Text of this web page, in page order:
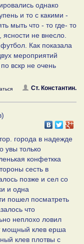
однако
и то с какими -
мыть что - то где- то
не внесло.
Как показала
мероприятий
вскр не очень
Ст. Константин.
города в надежде
увы только
конфеткка
сесть в
позже и сел со
и одна
пошел посматреть
что
неплохо ловил
мощный клев ерша
клев плотвы с